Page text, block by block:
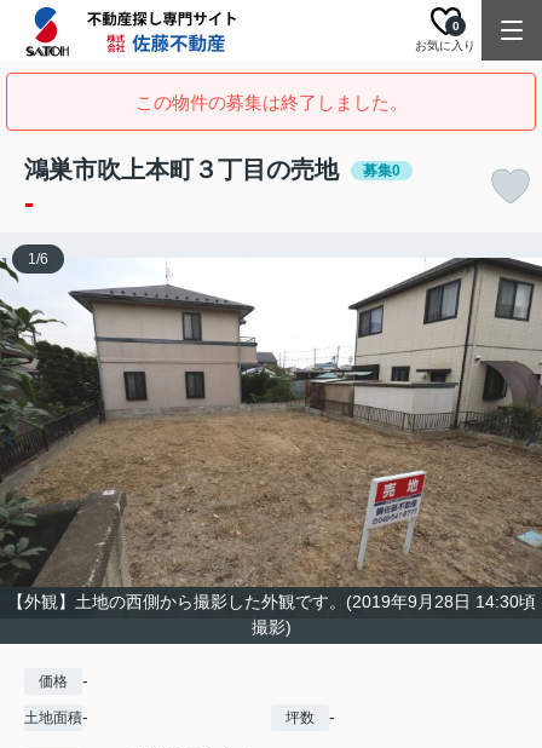
お気に入り
0
この物件の募集は終了しました。
鴻巣市吹上本町３丁目の売地 募集0
-
【外観】土地の西側から撮影した外観です。(2019年9月28日 14:30頃
撮影)
1/6
価格 -
土地面積- 坪数 -